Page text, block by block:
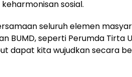
sosial.
seluruh elemen
BUMD, seperti Perumda Tirta
dapat kita wujudkan secara